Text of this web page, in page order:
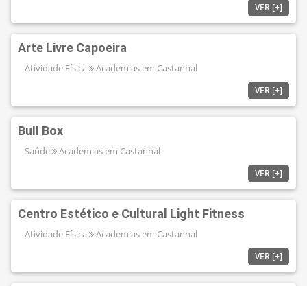
VER [+]
Arte Livre Capoeira
Atividade Física Academias em Castanhal
VER [+]
Bull Box
Saúde Academias em Castanhal
VER [+]
Centro Estético e Cultural Light Fitness
Atividade Física Academias em Castanhal
VER [+]